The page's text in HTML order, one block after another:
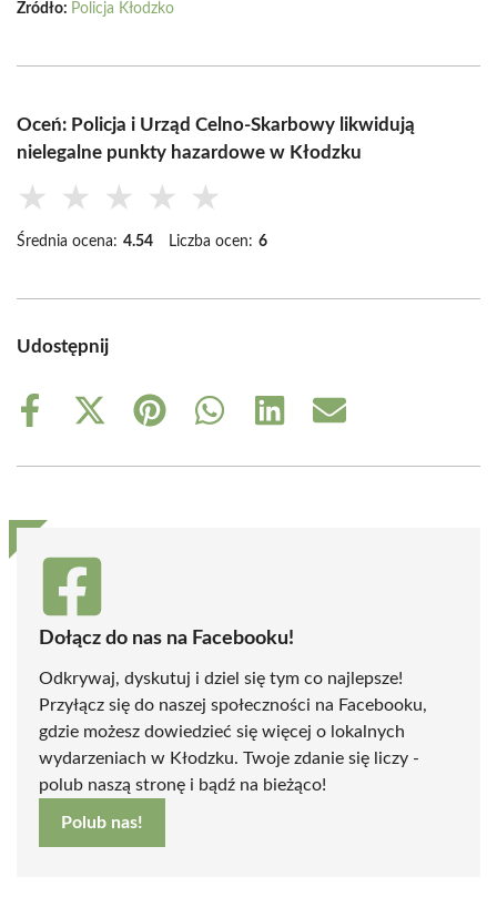
Źródło: Policja Kłodzko
Oceń: Policja i Urząd Celno-Skarbowy likwidują
nielegalne punkty hazardowe w Kłodzku
★ ★ ★ ★ ★
Średnia ocena: 4.54 Liczba ocen: 6
Udostępnij
Share
Share
(Twitter)
Share
Share
Share
Share
Dołącz do nas na Facebooku!
Odkrywaj, dyskutuj i dziel się tym co najlepsze!
Przyłącz się do naszej społeczności na Facebooku,
gdzie możesz dowiedzieć się więcej o lokalnych
wydarzeniach w Kłodzku. Twoje zdanie się liczy -
polub naszą stronę i bądź na bieżąco!
Polub nas!